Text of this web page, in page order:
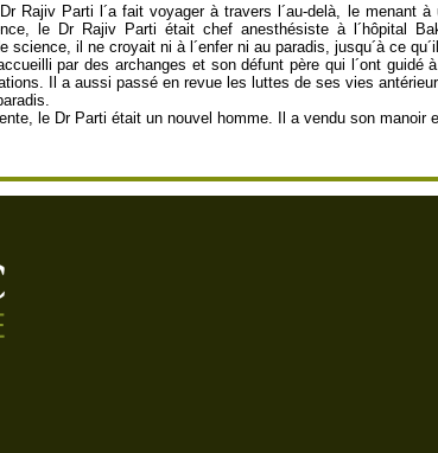
Rajiv Parti l´a fait voyager à travers l´au-delà, le
le Dr Rajiv Parti était chef anesthésiste à l´hôpital
science, il ne croyait ni à l´enfer ni au paradis, jusqu´à ce
par des archanges et son défunt père qui l´ont
Il a aussi passé en revue les luttes de ses vies
le Dr Parti était un nouvel homme. Il a vendu son manoir